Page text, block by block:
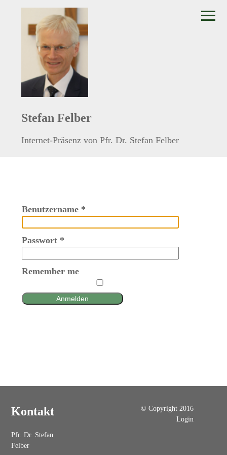
Stefan Felber
Internet-Präsenz von Pfr. Dr. Stefan Felber
Benutzername*
Passwort*
Remember me
Anmelden
Kontakt
Pfr. Dr. Stefan
Felber
© Copyright 2016
Login
≡